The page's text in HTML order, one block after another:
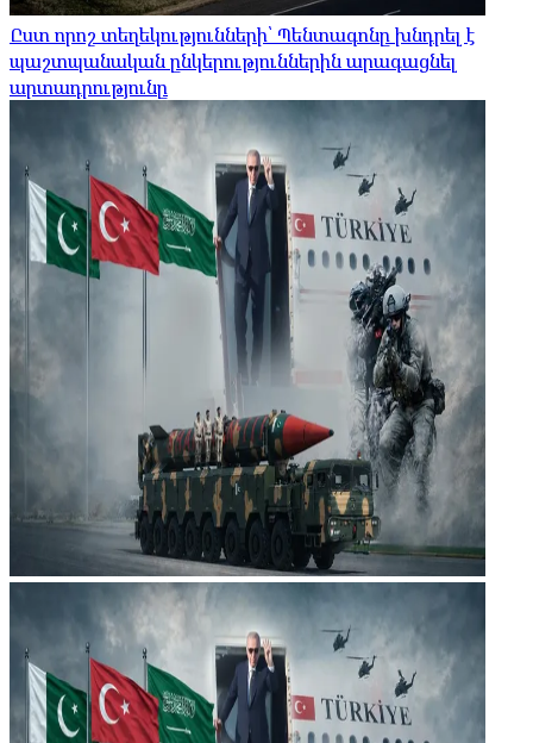
Ըստ որոշ տեղեկությունների՝ Պենտագոնը խնդրել է
պաշտպանական ընկերություններին արագացնել
արտադրությունը